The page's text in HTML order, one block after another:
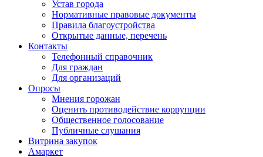
Устав города
Нормативные правовые документы
Правила благоустройства
Открытые данные, перечень
Контакты
Телефонный справочник
Для граждан
Для организаций
Опросы
Мнения горожан
Оценить противодействие коррупции
Общественное голосование
Публичные слушания
Витрина закупок
Амаркет